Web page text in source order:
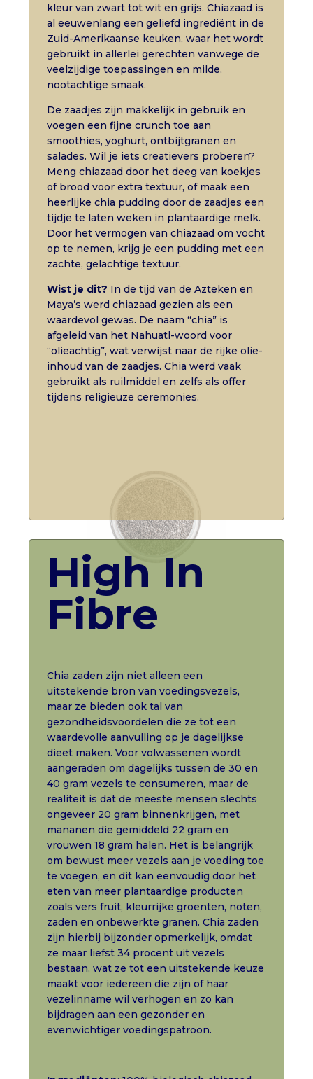
kleur van zwart tot wit en grijs. Chiazaad is
al eeuwenlang een geliefd ingrediënt in de
Zuid-Amerikaanse keuken, waar het wordt
gebruikt in allerlei gerechten vanwege de
veelzijdige toepassingen en milde,
nootachtige smaak.
De zaadjes zijn makkelijk in gebruik en
voegen een fijne crunch toe aan
smoothies, yoghurt, ontbijtgranen en
salades. Wil je iets creatievers proberen?
Meng chiazaad door het deeg van koekjes
of brood voor extra textuur, of maak een
heerlijke chia pudding door de zaadjes een
tijdje te laten weken in plantaardige melk.
Door het vermogen van chiazaad om vocht
op te nemen, krijg je een pudding met een
zachte, gelachtige textuur.
Wist je dit? In de tijd van de Azteken en
Maya’s werd chiazaad gezien als een
waardevol gewas. De naam “chia” is
afgeleid van het Nahuatl-woord voor
“olieachtig”, wat verwijst naar de rijke olie-
inhoud van de zaadjes. Chia werd vaak
gebruikt als ruilmiddel en zelfs als offer
tijdens religieuze ceremonies.
High In
Fibre
Chia zaden zijn niet alleen een
uitstekende bron van voedingsvezels,
maar ze bieden ook tal van
gezondheidsvoordelen die ze tot een
waardevolle aanvulling op je dagelijkse
dieet maken. Voor volwassenen wordt
aangeraden om dagelijks tussen de 30 en
40 gram vezels te consumeren, maar de
realiteit is dat de meeste mensen slechts
ongeveer 20 gram binnenkrijgen, met
mananen die gemiddeld 22 gram en
vrouwen 18 gram halen. Het is belangrijk
om bewust meer vezels aan je voeding toe
te voegen, en dit kan eenvoudig door het
eten van meer plantaardige producten
zoals vers fruit, kleurrijke groenten, noten,
zaden en onbewerkte granen. Chia zaden
zijn hierbij bijzonder opmerkelijk, omdat
ze maar liefst 34 procent uit vezels
bestaan, wat ze tot een uitstekende keuze
maakt voor iedereen die zijn of haar
vezelinname wil verhogen en zo kan
bijdragen aan een gezonder en
evenwichtiger voedingspatroon.